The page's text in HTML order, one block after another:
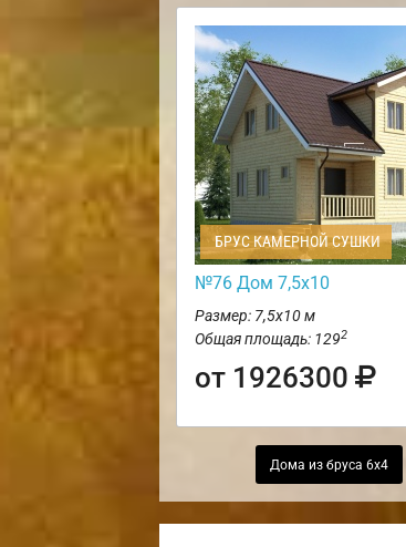
БРУС КАМЕРНОЙ СУШКИ
№76 Дом 7,5х10
Размер: 7,5х10 м
Общая площадь: 1292
от 1926300
Дома из бруса 6х4